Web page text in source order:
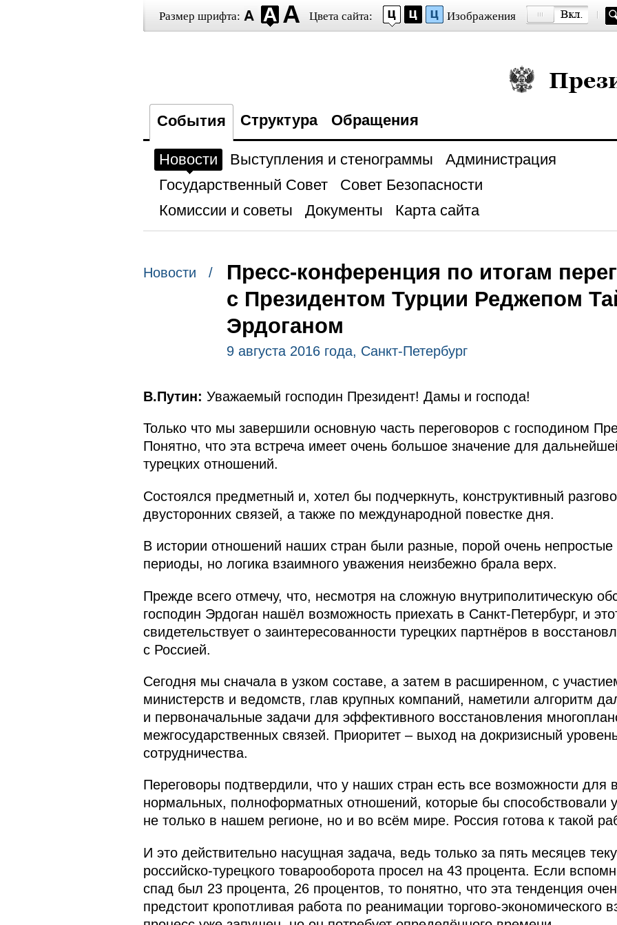
Размер шрифта: Цвета сайта: Изображения
Президент
События Структура Обращения
Новости Выступления и стенограммы
Администрация
Государственный Совет
Совет Безопасности
Комиссии и советы
Документы Карта сайта
Новости /
Пресс-конференция по итогам
с Президентом Турции Реджепом
Эрдоганом
9 августа 2016 года, Санкт-Петербург
В.Путин: Уважаемый господин Президент! Дамы и господа!
Только что мы завершили основную часть переговоров с господином
Понятно, что эта встреча имеет очень большое значение для
турецких отношений.
Состоялся предметный и, хотел бы подчеркнуть, конструктивный
двусторонних связей, а также по международной повестке дня.
В истории отношений наших стран были разные, порой очень
периоды, но логика взаимного уважения неизбежно брала верх.
Прежде всего отмечу, что, несмотря на сложную внутриполитическую
господин Эрдоган нашёл возможность приехать в Санкт-Петербург, и
свидетельствует о заинтересованности турецких партнёров в
с Россией.
Сегодня мы сначала в узком составе, а затем в расширенном, с
министерств и ведомств, глав крупных компаний, наметили алгоритм
и первоначальные задачи для эффективного восстановления
межгосударственных связей. Приоритет – выход на докризисный
сотрудничества.
Переговоры подтвердили, что у наших стран есть все возможности для
нормальных, полноформатных отношений, которые бы способствовали
не только в нашем регионе, но и во всём мире. Россия готова к такой
И это действительно насущная задача, ведь только за пять месяцев
российско-турецкого товарооборота просел на 43 процента. Если
спад был 23 процента, 26 процентов, то понятно, что эта тенденция
предстоит кропотливая работа по реанимации торгово-экономического